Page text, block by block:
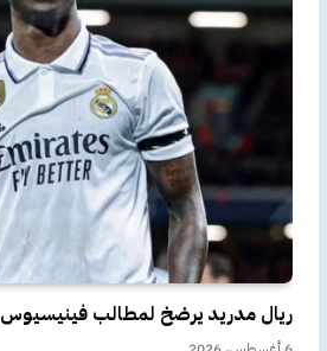
ريال مدريد يرضخ لمطالب فينيسيوس